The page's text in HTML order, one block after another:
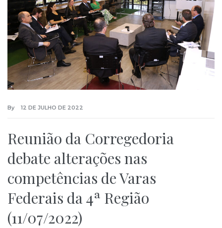
By 12 DE JULHO DE 2022
Reunião da Corregedoria
debate alterações nas
competências de Varas
Federais da 4ª Região
(11/07/2022)